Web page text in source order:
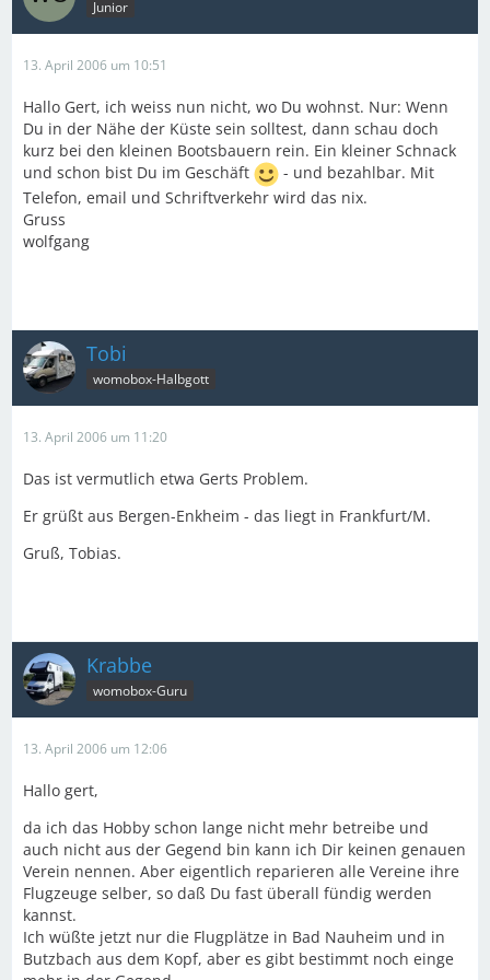
Junior
13. April 2006 um 10:51
Hallo Gert, ich weiss nun nicht, wo Du wohnst. Nur: Wenn
Du in der Nähe der Küste sein solltest, dann schau doch
kurz bei den kleinen Bootsbauern rein. Ein kleiner Schnack
und schon bist Du im Geschäft
- und bezahlbar. Mit
Telefon, email und Schriftverkehr wird das nix.
Gruss
wolfgang
Tobi
womobox-Halbgott
13. April 2006 um 11:20
Das ist vermutlich etwa Gerts Problem.
Er grüßt aus Bergen-Enkheim - das liegt in Frankfurt/M.
Gruß, Tobias.
Krabbe
womobox-Guru
13. April 2006 um 12:06
Hallo gert,
da ich das Hobby schon lange nicht mehr betreibe und
auch nicht aus der Gegend bin kann ich Dir keinen genauen
Verein nennen. Aber eigentlich reparieren alle Vereine ihre
Flugzeuge selber, so daß Du fast überall fündig werden
kannst.
Ich wüßte jetzt nur die Flugplätze in Bad Nauheim und in
Butzbach aus dem Kopf, aber es gibt bestimmt noch einge